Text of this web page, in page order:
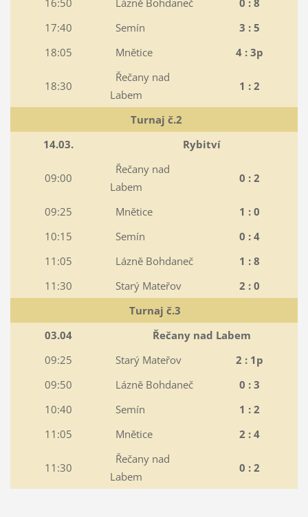
16:50
Lázně Bohdaneč
0 : 8
17:40
Semín
3 : 5
18:05
Mnětice 4 : 3p
18:30
Řečany nad
Labem
1 : 2
Turnaj č.2
14.03.
Rybitví
09:00
Řečany nad
Labem
0 : 2
09:25 Mnětice
1 : 0
10:15
Semín
0 : 4
11:05
Lázně Bohdaneč
1 : 8
11:30
Starý Mateřov
2 : 0
Turnaj č.3
03.04
Řečany nad Labem
09:25
Starý Mateřov
2 : 1p
09:50
Lázně Bohdaneč
0 : 3
10:40
Semín
1 : 2
11:05
Mnětice 2 : 4
11:30
Řečany nad
Labem
0 : 2